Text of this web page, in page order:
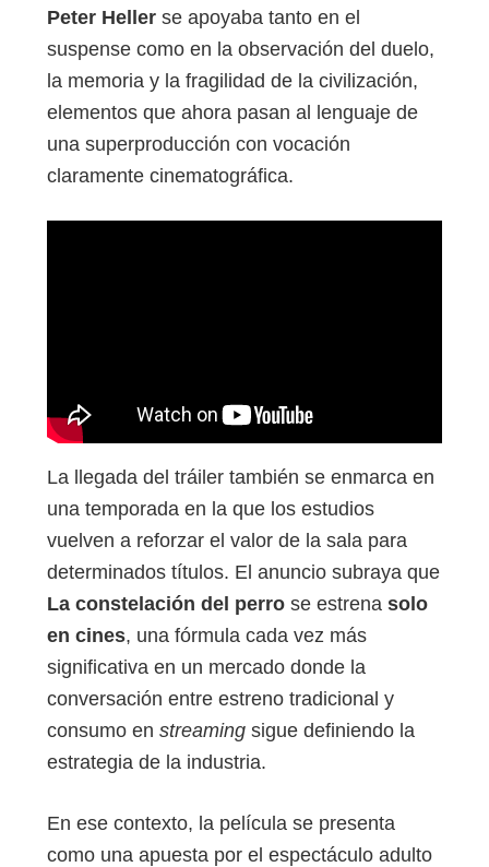
Peter Heller se apoyaba tanto en el
suspense como en la observación del duelo,
la memoria y la fragilidad de la civilización,
elementos que ahora pasan al lenguaje de
una superproducción con vocación
claramente cinematográfica.
La llegada del tráiler también se enmarca en
una temporada en la que los estudios
vuelven a reforzar el valor de la sala para
determinados títulos. El anuncio subraya que
La constelación del perro se estrena solo
en cines, una fórmula cada vez más
significativa en un mercado donde la
conversación entre estreno tradicional y
consumo en streaming sigue definiendo la
estrategia de la industria.
En ese contexto, la película se presenta
como una apuesta por el espectáculo adulto